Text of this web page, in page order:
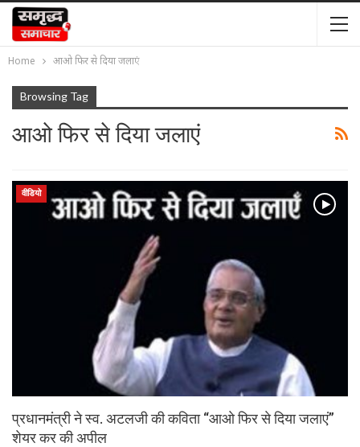
Home आओ फिर से दिया जलाएं
Browsing Tag
आओ फिर से दिया जलाएं
वीडियो
प्रधानमंत्री ने स्व. अटलजी की कविता “आओ फिर से दिया जलाएं”
शेयर कर की अपील